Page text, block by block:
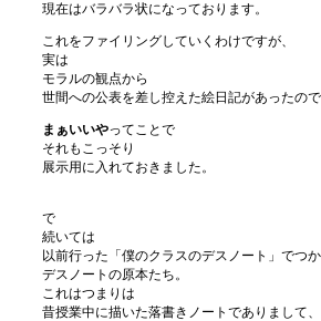
現在はバラバラ状になっております。
これをファイリングしていくわけですが、
実は
モラルの観点から
世間への公表を差し控えた絵日記があったの
まぁいいやってことで
それもこっそり
展示用に入れておきました。
で
続いては
以前行った「僕のクラスのデスノート」でつ
デスノートの原本たち。
これはつまりは
昔授業中に描いた落書きノートでありまして、